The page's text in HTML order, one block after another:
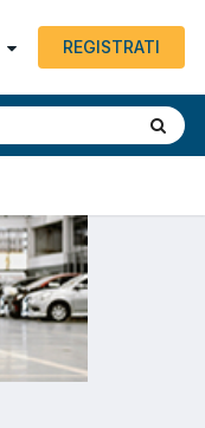
REGISTRATI